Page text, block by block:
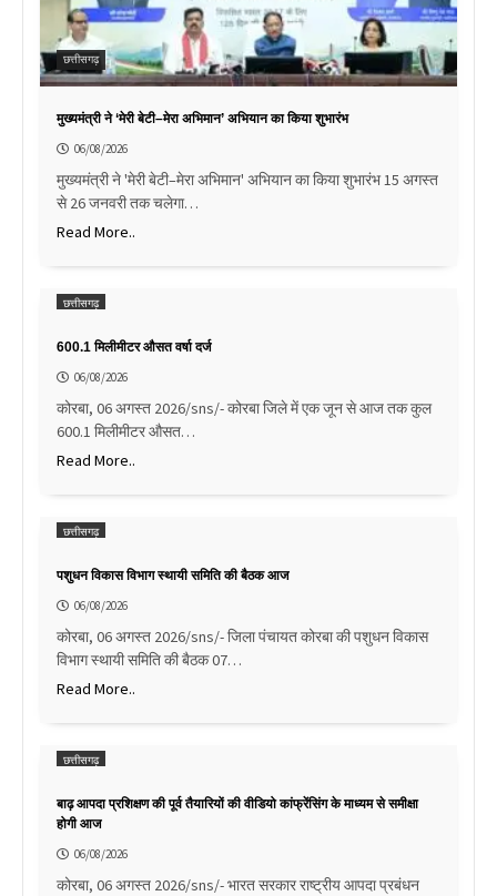
छत्तीसगढ़
मुख्यमंत्री ने ‘मेरी बेटी–मेरा अभिमान’ अभियान का किया शुभारंभ
06/08/2026
मुख्यमंत्री ने 'मेरी बेटी–मेरा अभिमान' अभियान का किया शुभारंभ 15 अगस्त
से 26 जनवरी तक चलेगा…
Read More..
छत्तीसगढ़
600.1 मिलीमीटर औसत वर्षा दर्ज
06/08/2026
कोरबा, 06 अगस्त 2026/sns/- कोरबा जिले में एक जून से आज तक कुल
600.1 मिलीमीटर औसत…
Read More..
छत्तीसगढ़
पशुधन विकास विभाग स्थायी समिति की बैठक आज
06/08/2026
कोरबा, 06 अगस्त 2026/sns/- जिला पंचायत कोरबा की पशुधन विकास
विभाग स्थायी समिति की बैठक 07…
Read More..
छत्तीसगढ़
बाढ़ आपदा प्रशिक्षण की पूर्व तैयारियों की वीडियो कांफ्रेंसिंग के माध्यम से समीक्षा
होगी आज
06/08/2026
कोरबा, 06 अगस्त 2026/sns/- भारत सरकार राष्ट्रीय आपदा प्रबंधन